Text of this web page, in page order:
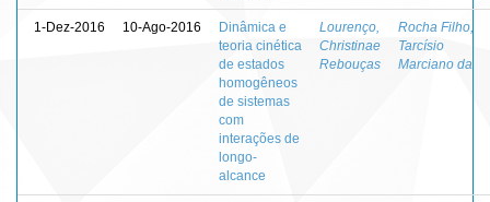
1-Dez-2016 10-Ago-2016
Dinâmica e
teoria cinética
de estados
homogêneos
de sistemas
com
interações de
longo-
alcance
Lourenço,
Christinae
Rebouças
Rocha Filho,
Tarcísio
Marciano da